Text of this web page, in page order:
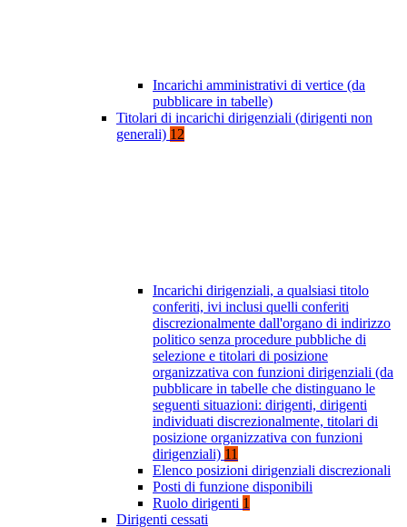
Incarichi amministrativi di vertice (da
pubblicare in tabelle)
Titolari di incarichi dirigenziali (dirigenti non
generali) 12
Incarichi dirigenziali, a qualsiasi titolo
conferiti, ivi inclusi quelli conferiti
discrezionalmente dall'organo di indirizzo
politico senza procedure pubbliche di
selezione e titolari di posizione
organizzativa con funzioni dirigenziali (da
pubblicare in tabelle che distinguano le
seguenti situazioni: dirigenti, dirigenti
individuati discrezionalmente, titolari di
posizione organizzativa con funzioni
dirigenziali) 11
Elenco posizioni dirigenziali discrezionali
Posti di funzione disponibili
Ruolo dirigenti 1
Dirigenti cessati